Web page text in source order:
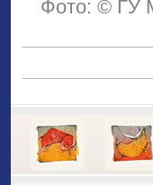
Фото: © ГУ